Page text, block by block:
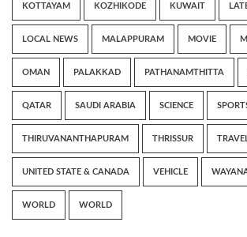
KOTTAYAM KOZHIKODE KUWAIT
LOCAL NEWS MALAPPURAM MOVIE
OMAN PALAKKAD PATHANAMTHITTA
QATAR SAUDI ARABIA SCIENCE
THIRUVANANTHAPURAM THRISSUR
UNITED STATE & CANADA VEHICLE
WORLD WORLD